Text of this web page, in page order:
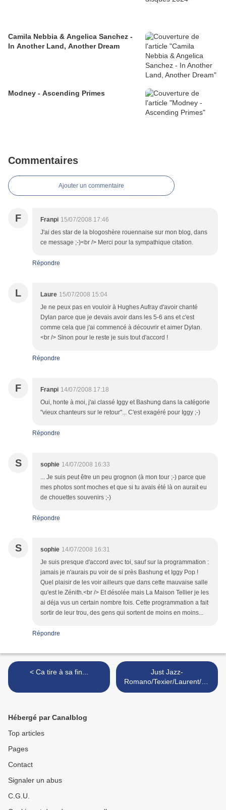
Camila Nebbia & Angelica Sanchez -
In Another Land, Another Dream
Modney - Ascending Primes
Commentaires
Ajouter un commentaire
F Franpi 15/07/2008 17:46
J'ai des star de la blogoshère rouennaise sur mon blog, dans
ce message ;-)<br /> Merci pour la sympathique citation.
Répondre
L Laure 15/07/2008 15:04
Je ne peux pas en vouloir à Hughes Aufray d'avoir chanté
Dylan parce que je devais avoir dans les 5-6 ans et c'est
comme cela que j'ai commencé à découvrir et aimer Dylan.
<br /> Sinon pour le reste je suis tout d'accord !
Répondre
F Franpi 14/07/2008 17:18
Oui, honte à moi, j'ai classé Iggy et Bashung dans la catégorie
"vieux chanteurs sur le retour"... C'est exagéré pour Iggy ;-)
Répondre
S sophie 14/07/2008 16:33
... Je suis peut être un peu grognon (à mon tour ;-) parce que
mes photos sont moches et que si tu avais été là on aurait eu
de chouettes souvenirs ;-)
Répondre
S sophie 14/07/2008 16:31
Je suis presque d'accord avec toi, sauf sur la programmation :
jamais je n'aurais pu voir de si près Bashung et Iggy Pop !
Quel plaisir de les voir ailleurs que dans cette mauvaise salle
qu'est le Zénith.<br /> Et désolée mais La Maison Tellier je les
ai déja vus un certain nombre fois. Cette programmation a fait
sortir de leur trou, des gens qui sortent de moins en moins...
Répondre
< Ca tire à sa fin...
Just Jazz-
Romano/Texier/Laurent/Ne
gri >
Hébergé par Canalblog
Top articles
Pages
Contact
Signaler un abus
C.G.U.